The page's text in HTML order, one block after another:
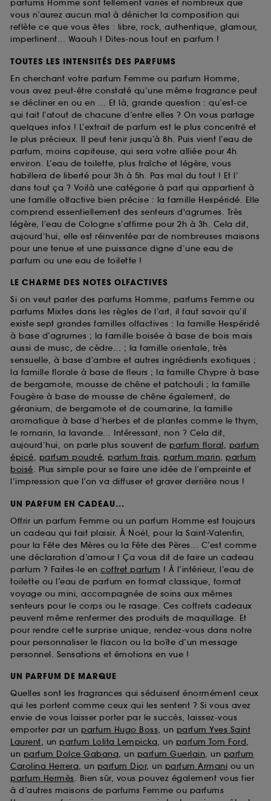
parfums Homme sont tellement variés et nombreux que
vous n’aurez aucun mal à dénicher la composition qui
reflète ce que vous êtes : libre, rock, authentique, glamour,
impertinent... Waouh ! Dites-nous tout en parfum !
TOUTES LES INTENSITÉS DES PARFUMS
En cherchant votre parfum Femme ou parfum Homme,
vous avez peut-être constaté qu’une même fragrance peut
se décliner en ou en ... Et là, grande question : qu’est-ce
qui fait l’atout de chacune d’entre elles ? On vous partage
quelques infos ! L’extrait de parfum est le plus concentré et
le plus précieux. Il peut tenir jusqu’à 8h. Puis vient l’eau de
parfum, moins capiteuse, qui sera votre alliée pour 4h
environ. L’eau de toilette, plus fraîche et légère, vous
habillera de liberté pour 3h à 5h. Pas mal du tout ! Et l’
dans tout ça ? Voilà une catégorie à part qui appartient à
une famille olfactive bien précise : la famille Hespéridé. Elle
comprend essentiellement des senteurs d'agrumes. Très
légère, l’eau de Cologne s’affirme pour 2h à 3h. Cela dit,
aujourd’hui, elle est réinventée par de nombreuses maisons
pour une tenue et une puissance digne d’une eau de
parfum ou une eau de toilette !
LE CHARME DES NOTES OLFACTIVES
Si on veut parler des parfums Homme, parfums Femme ou
parfums Mixtes dans les règles de l’art, il faut savoir qu’il
existe sept grandes familles olfactives : la famille Hespéridé
à base d’agrumes ; la famille boisée à base de bois mais
aussi de musc, de cèdre... ; la famille orientale, très
sensuelle, à base d’ambre et autres ingrédients exotiques ;
la famille florale à base de fleurs ; la famille Chypre à base
de bergamote, mousse de chêne et patchouli ; la famille
Fougère à base de mousse de chêne également, de
géranium, de bergamote et de coumarine, la famille
aromatique à base d’herbes et de plantes comme le thym,
le romarin, la lavande... Intéressant, non ? Cela dit,
aujourd’hui, on parle plus souvent de parfum floral, parfum
épicé, parfum poudré, parfum frais, parfum marin, parfum
boisé. Plus simple pour se faire une idée de l’empreinte et
l’impression que l’on va diffuser et graver derrière nous !
UN PARFUM EN CADEAU...
Offrir un parfum Femme ou un parfum Homme est toujours
un cadeau qui fait plaisir. À Noël, pour la Saint-Valentin,
pour la Fête des Mères ou la Fête des Pères... C’est comme
une déclaration d’amour ! Ça vous dit de faire un cadeau
parfum ? Faites-le en coffret parfum ! À l’intérieur, l’eau de
toilette ou l’eau de parfum en format classique, format
voyage ou mini, accompagnée de soins aux mêmes
senteurs pour le corps ou le rasage. Ces coffrets cadeaux
peuvent même renfermer des produits de maquillage. Et
pour rendre cette surprise unique, rendez-vous dans notre
pour personnaliser le flacon ou la boîte d’un message
personnel. Sensations et émotions en vue !
UN PARFUM DE MARQUE
Quelles sont les fragrances qui séduisent énormément ceux
qui les portent comme ceux qui les sentent ? Si vous avez
envie de vous laisser porter par le succès, laissez-vous
emporter par un parfum Hugo Boss, un parfum Yves Saint
Laurent, un parfum Lolita Lempicka, un parfum Tom Ford,
un parfum Dolce Gabana, un parfum Guerlain, un parfum
Carolina Herrera, un parfum Dior, un parfum Armani ou un
parfum Hermès. Bien sûr, vous pouvez également vous fier
à d’autres maisons de parfums Femme ou parfums